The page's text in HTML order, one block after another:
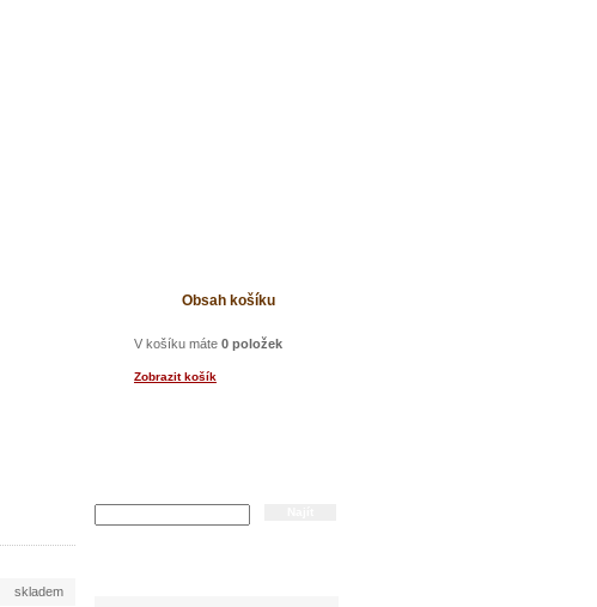
Obsah košíku
V košíku máte 0 položek
Zobrazit košík
skladem